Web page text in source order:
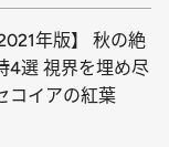
年版】 秋の絶
4選 視界を埋め尽
コイアの紅葉